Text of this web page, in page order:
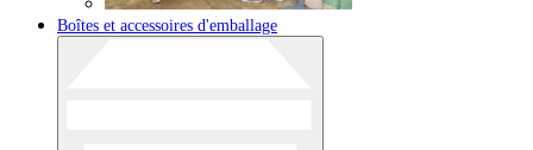
Boîtes et accessoires d'emballage